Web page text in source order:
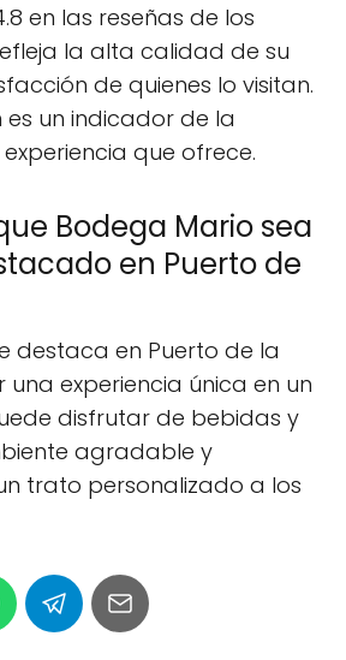
en las reseñas de los
la alta calidad de su
de quienes lo visitan.
un indicador de la
que ofrece.
Bodega Mario sea
en Puerto de
destaca en Puerto de la
experiencia única en un
disfrutar de bebidas y
agradable y
trato personalizado a los